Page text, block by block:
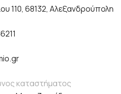
110, 68132, Αλεξανδρούπολη
καταστήματος